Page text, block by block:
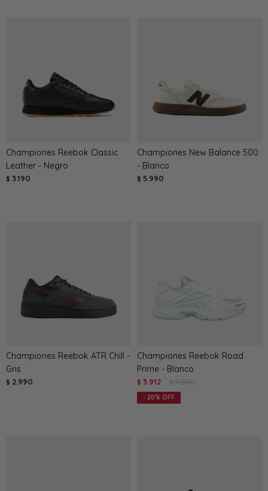
Championes Reebok Classic
Leather - Negro
$ 3.190
Championes New Balance 500
- Blanco
$ 5.990
Championes Reebok ATR Chill -
Gris
$ 2.990
Championes Reebok Road
Prime - Blanco
$ 3.912 $ 4.890
20